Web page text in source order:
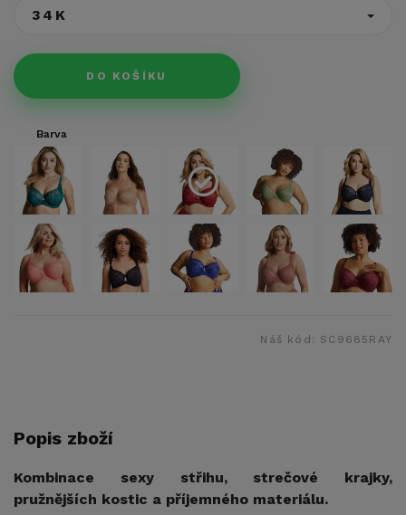
34K
DO KOŠÍKU
Barva
Náš kód: SC9685RAY
Popis zboží
Kombinace sexy střihu, strečové krajky,
pružnějších kostic a příjemného materiálu.